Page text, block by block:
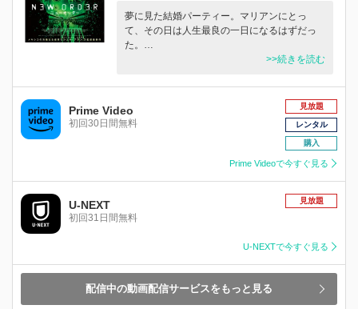
夢に見た結婚パーティー。マリアンにとっ
て、その日は人生最良の一日になるはずだっ
た。…
>>続きを読む
Prime Video
初回30日間無料
見放題
レンタル
購入
Prime Videoで今すぐ見る
U-NEXT
初回31日間無料
見放題
U-NEXTで今すぐ見る
配信中の動画配信サービスをもっと見る